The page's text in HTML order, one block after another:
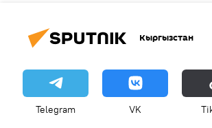
Кыргызстан
Telegram VK